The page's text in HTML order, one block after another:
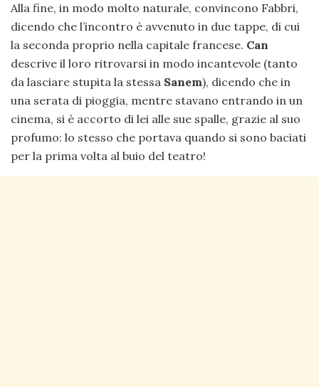
Alla fine, in modo molto naturale, convincono Fabbri,
dicendo che l’incontro è avvenuto in due tappe, di cui
la seconda proprio nella capitale francese. Can
descrive il loro ritrovarsi in modo incantevole (tanto
da lasciare stupita la stessa Sanem), dicendo che in
una serata di pioggia, mentre stavano entrando in un
cinema, si è accorto di lei alle sue spalle, grazie al suo
profumo: lo stesso che portava quando si sono baciati
per la prima volta al buio del teatro!